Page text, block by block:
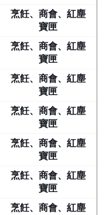
烹飪、商會、紅塵
寶匣
烹飪、商會、紅塵
寶匣
烹飪、商會、紅塵
寶匣
烹飪、商會、紅塵
寶匣
烹飪、商會、紅塵
寶匣
烹飪、商會、紅塵
寶匣
烹飪、商會、紅塵